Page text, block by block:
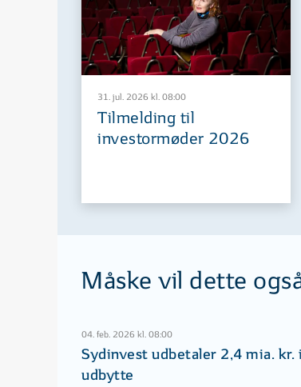
31. jul. 2026 kl. 08:00
Tilmelding til
investormøder 2026
Måske vil dette
04. feb. 2026 kl. 08:00
Sydinvest udbetaler 2,4 mia. kr. i
udbytte